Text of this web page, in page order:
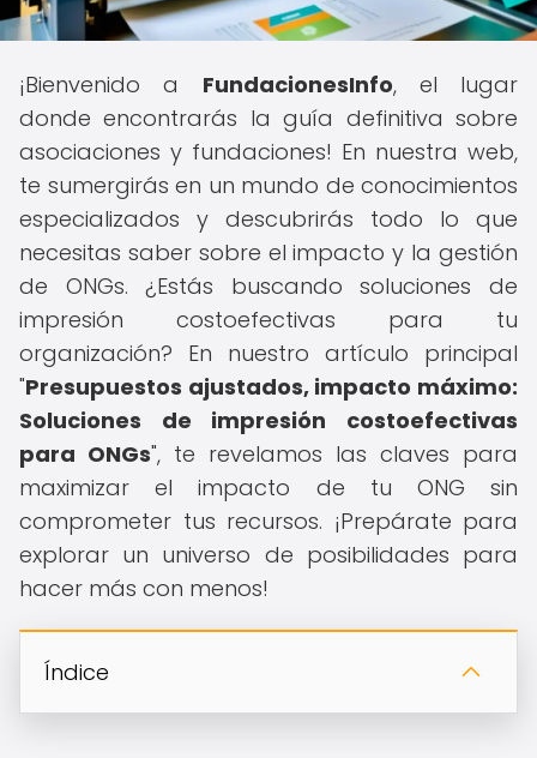
¡Bienvenido a FundacionesInfo, el lugar
donde encontrarás la guía definitiva sobre
asociaciones y fundaciones! En nuestra web,
te sumergirás en un mundo de conocimientos
especializados y descubrirás todo lo que
necesitas saber sobre el impacto y la gestión
de ONGs. ¿Estás buscando soluciones de
impresión costoefectivas para tu
organización? En nuestro artículo principal
"Presupuestos ajustados, impacto máximo:
Soluciones de impresión costoefectivas
para ONGs", te revelamos las claves para
maximizar el impacto de tu ONG sin
comprometer tus recursos. ¡Prepárate para
explorar un universo de posibilidades para
hacer más con menos!
Índice